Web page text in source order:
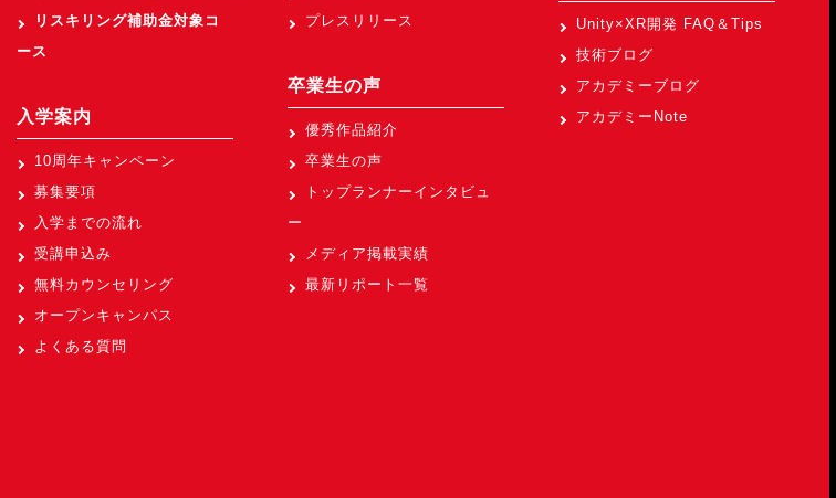
リスキリング補助金対象コ
ース
入学案内
10周年キャンペーン
募集要項
入学までの流れ
受講申込み
無料カウンセリング
オープンキャンパス
よくある質問
プレスリリース
卒業生の声
優秀作品紹介
卒業生の声
トップランナーインタビュ
ー
メディア掲載実績
最新リポート一覧
Unity×XR開発 FAQ＆Tips
技術ブログ
アカデミーブログ
アカデミーNote